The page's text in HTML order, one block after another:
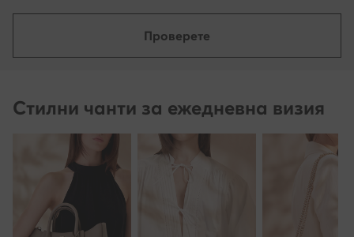
Проверете
Стилни чанти за ежедневна визия